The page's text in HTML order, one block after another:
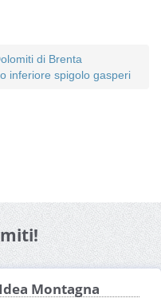
di Brenta
inferiore spigolo gasperi
Montagna